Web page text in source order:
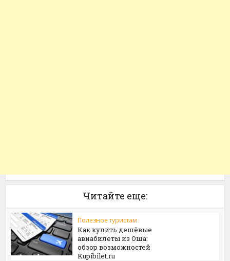
Читайте еще:
Полезное туристам
Как купить дешёвые
авиабилеты из Оша:
обзор возможностей
Kupibilet.ru